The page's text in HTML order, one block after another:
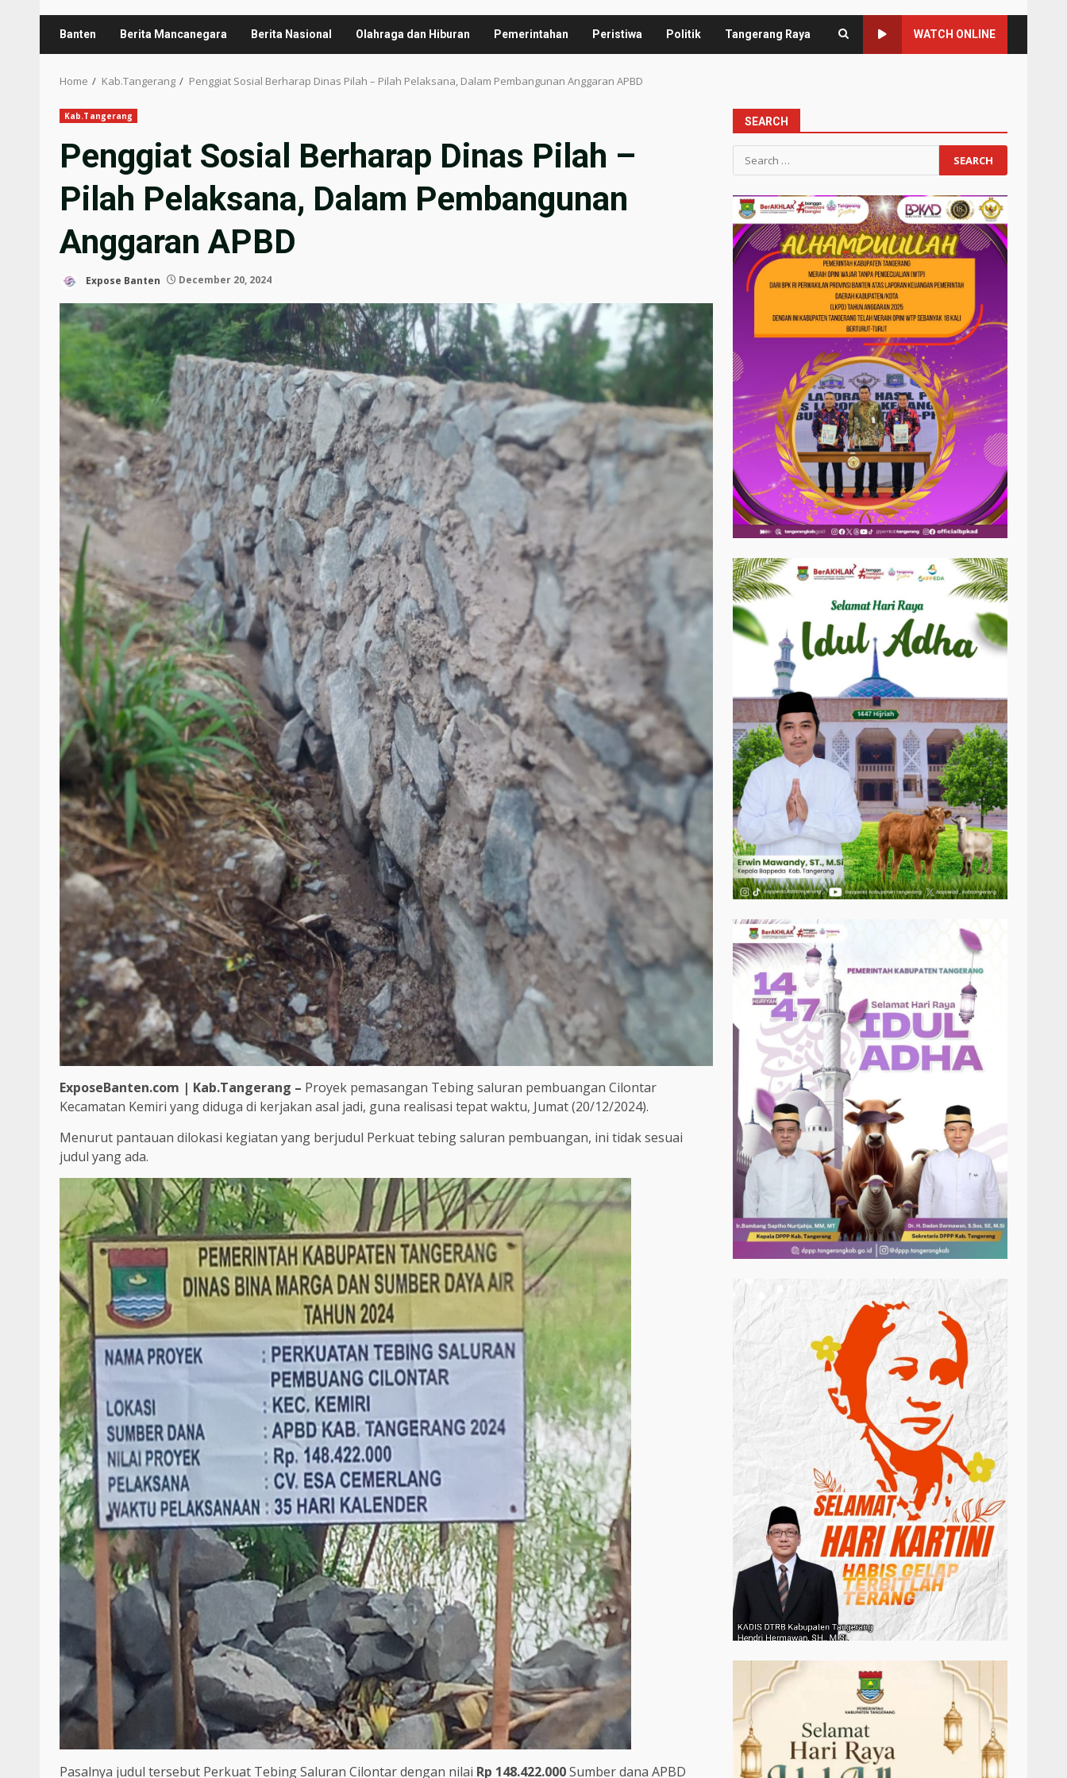
Banten Berita Mancanegara Berita Nasional Olahraga dan Hiburan Pemerintahan Peristiwa Politik Tangerang Raya WATCH ONLINE
Home Kab.Tangerang Penggiat Sosial Berharap Dinas Pilah – Pilah Pelaksana, Dalam Pembangunan Anggaran APBD
Kab.Tangerang
Penggiat Sosial Berharap Dinas Pilah –
Pilah Pelaksana, Dalam Pembangunan
Anggaran APBD
Expose Banten December 20, 2024
ExposeBanten.com | Kab.Tangerang – Proyek pemasangan Tebing saluran pembuangan Cilontar
Kecamatan Kemiri yang diduga di kerjakan asal jadi, guna realisasi tepat waktu, Jumat (20/12/2024).
Menurut pantauan dilokasi kegiatan yang berjudul Perkuat tebing saluran pembuangan, ini tidak sesuai
judul yang ada.
Pasalnya judul tersebut Perkuat Tebing Saluran Cilontar dengan nilai Rp 148.422.000Sumber dana APBD
SEARCH
Search
for: